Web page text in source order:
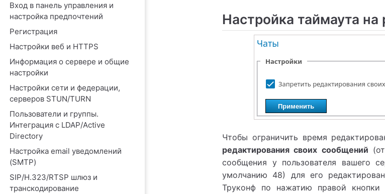
Вход в панель управления и
настройка предпочтений
Регистрация
Настройки веб и HTTPS
Информация о сервере и общие
настройки
Настройки сети и федерации,
серверов STUN/TURN
Пользователи и группы.
Интеграция с LDAP/Active
Directory
Настройка email уведомлений
(SMTP)
SIP/H.323/RTSP шлюз и
транскодирование
Настройка таймаута
Чтобы ограничить время
редактирования своих сообщений
сообщения у пользователя вашего
умолчанию 48) для его
Труконф по нажатию правой